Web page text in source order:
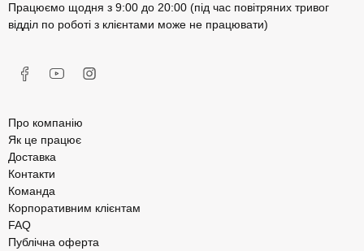
Працюємо щодня з 9:00 до 20:00 (під час повітряних тривог
відділ по роботі з клієнтами може не працювати)
Про компанію
Як це працює
Доставка
Контакти
Команда
Корпоративним клієнтам
FAQ
Публічна оферта